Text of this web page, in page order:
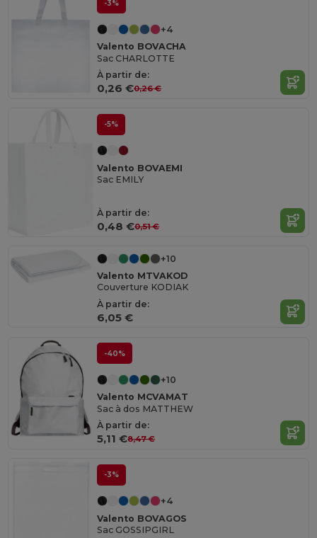
-3%
+4
Valento BOVACHA
Sac CHARLOTTE
À partir de:
0,26 €0,26 €
-5%
Valento BOVAEMI
Sac EMILY
À partir de:
0,48 €0,51 €
+10
Valento MTVAKOD
Couverture KODIAK
À partir de:
6,05 €
-40%
+10
Valento MCVAMAT
Sac à dos MATTHEW
À partir de:
5,11 €8,47 €
-3%
+4
Valento BOVAGOS
Sac GOSSIPGIRL